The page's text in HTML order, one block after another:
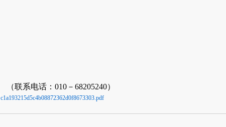
（联系电话：010－68205240）
c1a193215d5c4b08872362d0f8673303.pdf